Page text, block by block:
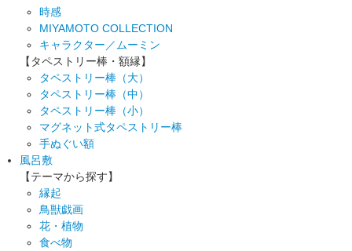
時感
MIYAMOTO COLLECTION
キャラクター／ムーミン
【タペストリー棒・額縁】
タペストリー棒（大）
タペストリー棒（中）
タペストリー棒（小）
マグネット式タペストリー棒
手ぬぐい額
風呂敷
【テーマから探す】
縁起
鳥獣戯画
花・植物
食べ物